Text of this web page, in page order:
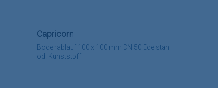
Bodenablauf 100 x 100 mm DN 50 Edelstahl
od. Kunststoff
Capricorn